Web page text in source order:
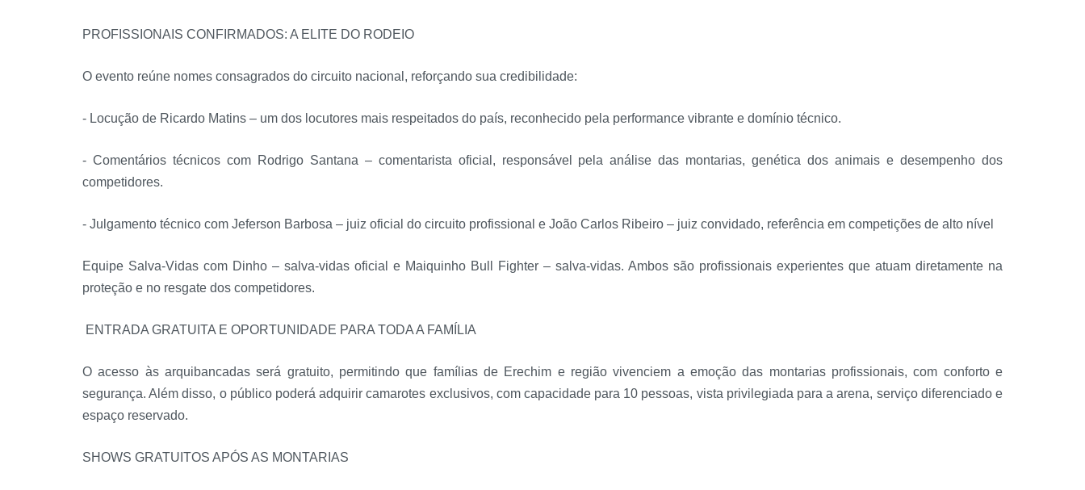
PROFISSIONAIS CONFIRMADOS: A ELITE DO RODEIO
O evento reúne nomes consagrados do circuito nacional, reforçando sua credibilidade:
- Locução de Ricardo Matins – um dos locutores mais respeitados do país, reconhecido pela performance vibrante e domínio técnico.
- Comentários técnicos com Rodrigo Santana – comentarista oficial, responsável pela análise das montarias, genética dos animais e desempenho dos
competidores.
- Julgamento técnico com Jeferson Barbosa – juiz oficial do circuito profissional e João Carlos Ribeiro – juiz convidado, referência em competições de alto nível
Equipe Salva-Vidas com Dinho – salva-vidas oficial e Maiquinho Bull Fighter – salva-vidas. Ambos são profissionais experientes que atuam diretamente na
proteção e no resgate dos competidores.
ENTRADA GRATUITA E OPORTUNIDADE PARA TODA A FAMÍLIA
O acesso às arquibancadas será gratuito, permitindo que famílias de Erechim e região vivenciem a emoção das montarias profissionais, com conforto e
segurança. Além disso, o público poderá adquirir camarotes exclusivos, com capacidade para 10 pessoas, vista privilegiada para a arena, serviço diferenciado e
espaço reservado.
SHOWS GRATUITOS APÓS AS MONTARIAS